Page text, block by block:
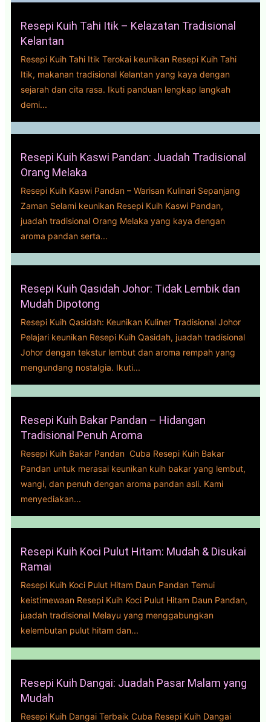
Resepi Kuih Tahi Itik – Kelazatan Tradisional
Kelantan
Resepi Kuih Tahi Itik Terokai keunikan Resepi Kuih Tahi
Itik, makanan tradisional Kelantan yang kaya dengan
sejarah dan cita rasa. Ikuti panduan lengkap langkah
demi...
Resepi Kuih Kaswi Pandan: Juadah Tradisional
Orang Melaka
Resepi Kuih Kaswi Pandan – Warisan Kulinari Sepanjang
Zaman Selami keunikan Resepi Kuih Kaswi Pandan,
juadah tradisional Orang Melaka yang kaya dengan
aroma pandan serta...
Resepi Kuih Qasidah Johor: Tidak Lembik dan
Mudah Dipotong
Resepi Kuih Qasidah: Keunikan Kuliner Tradisional Johor
Pelajari keunikan Resepi Kuih Qasidah, juadah tradisional
Johor dengan tekstur lembut dan aroma rempah yang
mengundang nostalgia. Ikuti...
Resepi Kuih Bakar Pandan – Hidangan
Tradisional Penuh Aroma
Resepi Kuih Bakar Pandan Cuba Resepi Kuih Bakar
Pandan untuk merasai keunikan kuih bakar yang lembut,
wangi, dan penuh dengan aroma pandan asli. Kami
menyediakan...
Resepi Kuih Koci Pulut Hitam: Mudah & Disukai
Ramai
Resepi Kuih Koci Pulut Hitam Daun Pandan Temui
keistimewaan Resepi Kuih Koci Pulut Hitam Daun Pandan,
juadah tradisional Melayu yang menggabungkan
kelembutan pulut hitam dan...
Resepi Kuih Dangai: Juadah Pasar Malam yang
Mudah
Resepi Kuih Dangai Terbaik Cuba Resepi Kuih Dangai